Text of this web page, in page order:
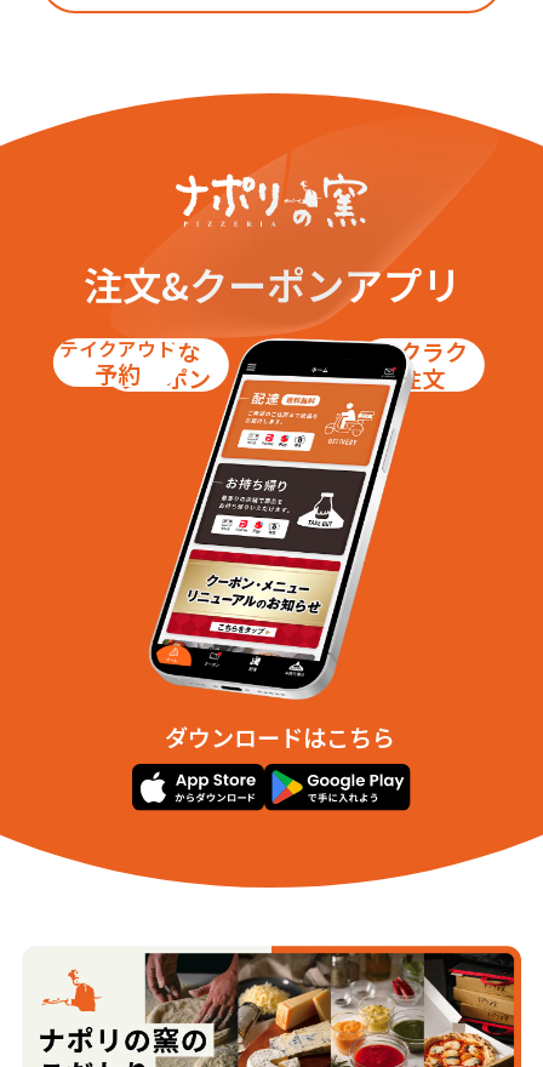
注文&クーポンアプリ
お得な
クーポン
テイクアウト
予約
ラクラク
注文
ダウンロードはこちら